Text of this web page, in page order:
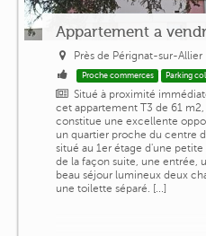
Appartement a
Près de Pérignat-sur-Allier
Proche commerces Parking
Situé à proximité
cet appartement T3 de 61
constitue une excellente
un quartier proche du centre
situé au 1er étage d'une
de la façon suite, une entrée,
beau séjour lumineux deux
une toilette séparé. [...]